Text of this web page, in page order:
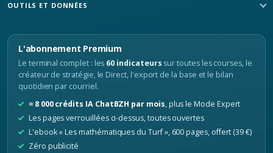
OUTILS ET DONNÉES
L'abonnement Premium
Le terminal complet : les 60 indicateurs sur toutes les courses, le
créateur de stratégie, le Direct, l'export de la base et le bilan
quotidien par courriel.
≈ 8 000 crédits IA ChatBZH par mois, plus le Mode Expert
Les pages verrouillées ci-dessus, toutes ouvertes
L'ebook « Les mathématiques du Turf », 600 pages, offert (39 €)
Zéro publicité